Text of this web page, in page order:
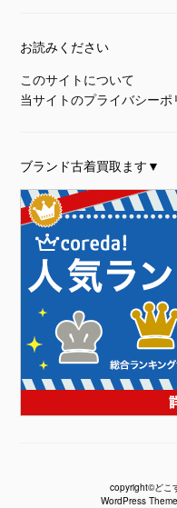
お読みください
このサイトについて
当サイトのプライバシー
ブランド古着買取ます▼
copyright©どこ
WordPress